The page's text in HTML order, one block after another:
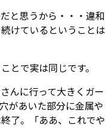
と思うから・・・違和
けているということは
とで実は同じです。
んに行って大きくガー
があいた部分に金属や
了。「ああ、これでや